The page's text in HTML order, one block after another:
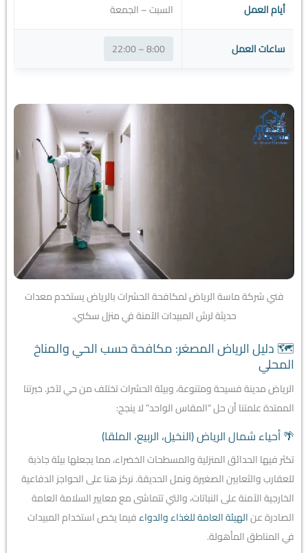
أيام العمل السبت – الجمعة
ساعات العمل 8:00 – 22:00
فني شركة ماسة الرياض لمكافحة الحشرات بالرياض يستخدم معدات
حديثة لرش المبيدات الآمنة في منزل سكني.
🗺️ دليل الرياض المصغر: مكافحة حسب الحي والمناخ
المحلي
الرياض مدينة فسيحة ومتنوعة، وبيئة الحشرات تختلف من حي لآخر. خبرتنا
الممتدة علمتنا أن حل “المقاس الواحد” لا ينجح:
🌴 أحياء شمال الرياض (النخيل، الربيع، الملقا)
تكثر فيها الحدائق المنزلية والمسطحات الخضراء، مما يجعلها بيئة جاذبة
للعقارب والثعابين الصغيرة ونمل الحديقة. نركز هنا على الحواجز الدفاعية
الخارجية الآمنة على النباتات،والتي تتماشى مع معايير السلامة العامة
الصادرة عنالهيئة العامة للغذاء والدواءفيما يخص استخدام المبيدات
في المناطق المأهولة.